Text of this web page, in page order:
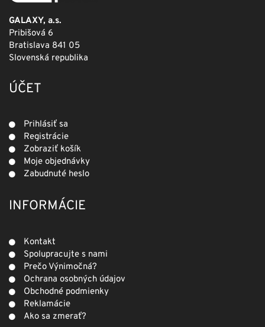
GALAXY, a.s.
Pribišová 6
Bratislava 841 05
Slovenská republika
ÚČET
Prihlásiť sa
Registrácie
Zobraziť košík
Moje objednávky
Zabudnuté heslo
INFORMÁCIE
Kontakt
Spolupracujte s nami
Prečo Výnimočná?
Ochrana osobných údajov
Obchodné podmienky
Reklamácie
Ako sa zmerať?